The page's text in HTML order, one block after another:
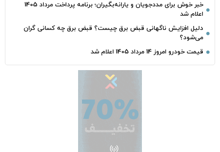
خبر خوش برای مددجویان و یارانه‌بگیران؛ برنامه پرداخت مرداد 1405
اعلام شد
دلیل افزایش ناگهانی قبض برق چیست؟ قبض برق چه کسانی گران
می‌شود؟
قیمت خودرو امروز 14 مرداد 1405 اعلام شد